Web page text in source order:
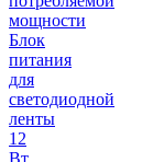
мощности
Блок
питания
для
светодиодной
ленты
12
Вт